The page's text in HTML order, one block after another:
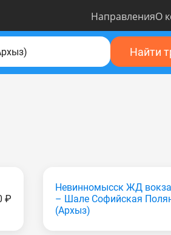
НаправленияО
Найти
₽
Невинномысск ЖД
– Шале Софийская
(Apxыз)